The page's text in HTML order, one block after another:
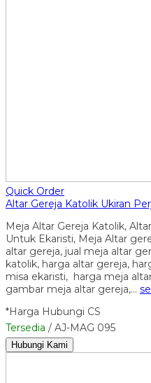
Quick Order
Altar Gereja Katolik Ukiran
Meja Altar Gereja Katolik,
Untuk Ekaristi, Meja Altar
altar gereja, jual meja altar
katolik, harga altar gereja,
misa ekaristi, harga meja
gambar meja altar gereja,…
*Harga Hubungi CS
Tersedia / AJ-MAG 095
Hubungi Kami